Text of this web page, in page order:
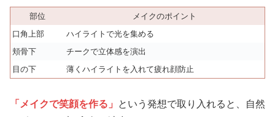
部位
メイクのポイント
口角上部
ハイライトで光を集める
頬骨下
チークで立体感を演出
目の下
薄くハイライトを入れて疲れ顔防止
「メイクで笑顔を作る」
という発想で取り入れると、自然